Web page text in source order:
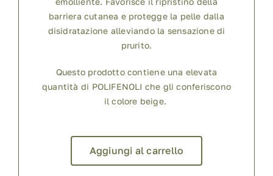
barriera cutanea e protegge la pelle dalla
disidratazione alleviando la sensazione di
prurito.
Questo prodotto contiene una elevata
quantità di POLIFENOLI che gli conferiscono
il colore beige.
Aggiungi al carrello